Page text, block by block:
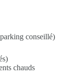
conseillé)
chauds